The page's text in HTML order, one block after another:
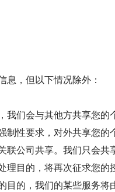
，但以下情况除外：
们会与其他方共享您的
性要求，对外共享您的
公司共享。我们只会
目的，将再次征求您的
的，我们的某些服务